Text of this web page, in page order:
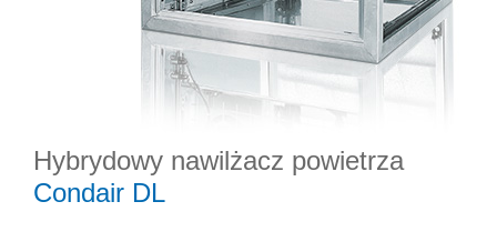
Hybrydowy nawilżacz powietrza
Condair DL